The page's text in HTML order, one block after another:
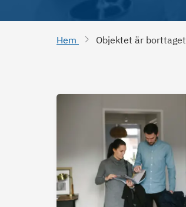
Hem Objektet är borttaget